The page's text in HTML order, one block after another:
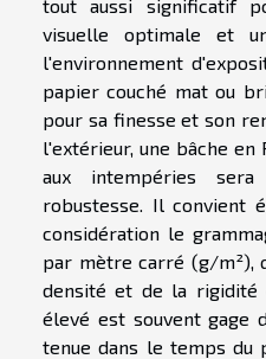
tout aussi significatif
visuelle optimale et
l'environnement
papier couché mat ou
pour sa finesse et son
l'extérieur, une bâche en
aux intempéries
robustesse. Il convient
considération le
par mètre carré (g/m²),
densité et de la rigidité
élevé est souvent gage
tenue dans le temps du